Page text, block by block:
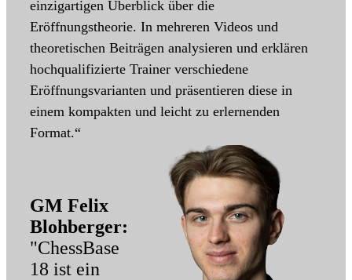
einzigartigen Überblick über die
Eröffnungstheorie. In mehreren Videos und
theoretischen Beiträgen analysieren und erklären
hochqualifizierte Trainer verschiedene
Eröffnungsvarianten und präsentieren diese in
einem kompakten und leicht zu erlernenden
Format.“
GM Felix
Blohberger:
"ChessBase
18 ist ein